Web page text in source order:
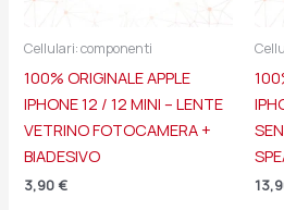
Cellulari: componenti
100% ORIGINALE APPLE
IPHONE 12 / 12 MINI – LENTE
VETRINO FOTOCAMERA +
BIADESIVO
3,90 €